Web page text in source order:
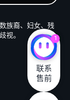
族裔、妇女、残
视。
1
联系
售前